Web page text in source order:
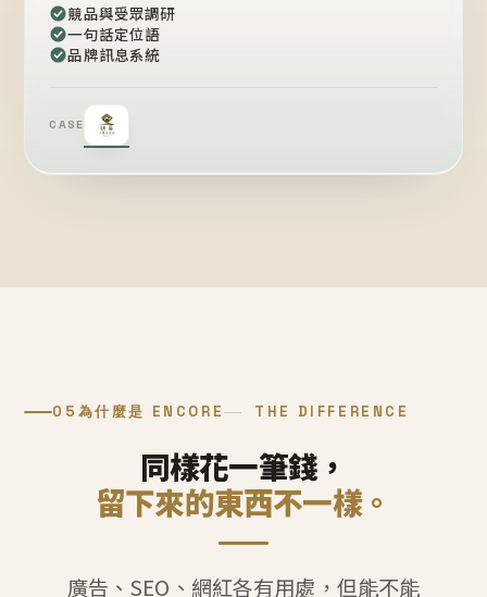
競品與受眾調研
一句話定位語
品牌訊息系統
CASE
05 為什麼是 ENCORE THE DIFFERENCE
同樣花一筆錢，
留下來的東西不一樣。
廣告、SEO、網紅各有用處，但能不能